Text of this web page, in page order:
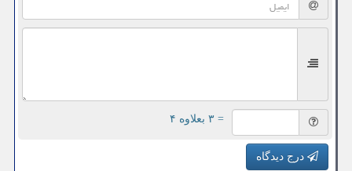
= ۳ بعلاوه ۴
درج دیدگاه